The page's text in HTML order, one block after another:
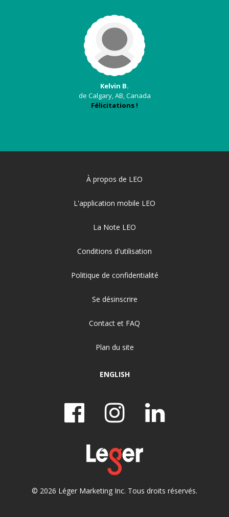
Kelvin B.
de Calgary, AB, Canada
Félicitations !
À propos de LEO
L'application mobile LEO
La Note LEO
Conditions d'utilisation
Politique de confidentialité
Se désinscrire
Contact et FAQ
Plan du site
ENGLISH
© 2026 Léger Marketing Inc. Tous droits réservés.